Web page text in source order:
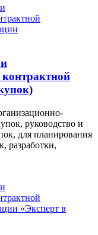
руководство и
для планирования
разработки,